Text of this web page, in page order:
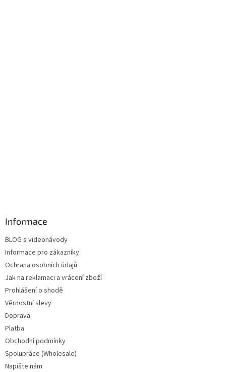
Informace
BLOG s videonávody
Informace pro zákazníky
Ochrana osobních údajů
Jak na reklamaci a vrácení zboží
Prohlášení o shodě
Věrnostní slevy
Doprava
Platba
Obchodní podmínky
Spolupráce (Wholesale)
Napište nám